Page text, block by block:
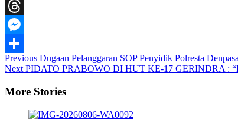
WeChat
Threads
Messenger
Share
Post
Navigation
Previous Dugaan Pelanggaran SOP Penyidik Polresta
Next PIDATO PRABOWO DI HUT KE-17 GERINDRA :
More Stories